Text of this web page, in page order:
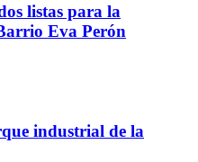
listas para la
Eva Perón
industrial de la